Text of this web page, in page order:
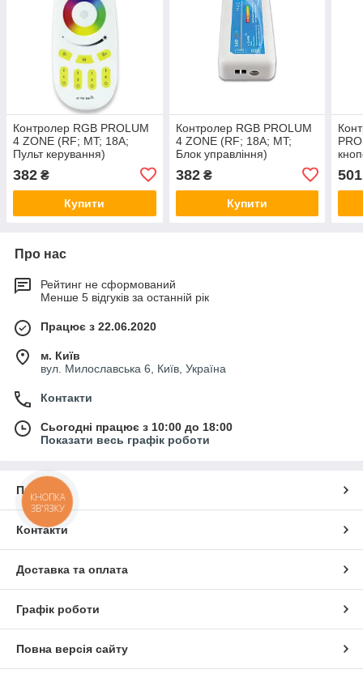
Контролер RGB PROLUM
4 ZONE (RF; MT; 18A;
Пульт керування)
382 ₴
Купити
Контролер RGB PROLUM
4 ZONE (RF; 18A; MT;
Блок управління)
382₴
Купити
501
Про нас
Рейтинг не сформований
Менше 5 відгуків за останній рік
Працює з 22.06.2020
м. Київ
вул. Милославська 6, Київ, Україна
Контакти
Сьогодні працює з 10:00 до 18:00
Показати весь графік роботи
Про нас
Контакти
Доставка та оплата
Графік роботи
Повна версія сайту
КНОПКА
ЗВ'ЯЗКУ